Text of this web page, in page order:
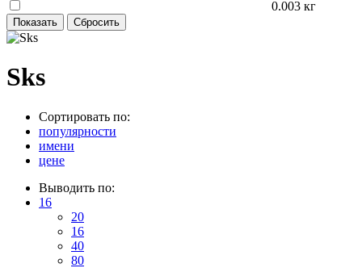
0.003 кг
Sks
Сортировать по:
популярности
имени
цене
Выводить по:
16
20
16
40
80